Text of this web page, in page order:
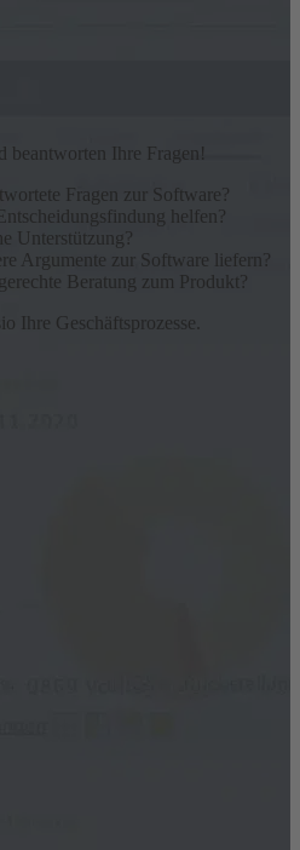
beantworten Ihre Fragen!
Fragen zur Software?
helfen?
Unterstützung?
Argumente zur Software liefern?
Beratung zum Produkt?
Ihre Geschäftsprozesse.